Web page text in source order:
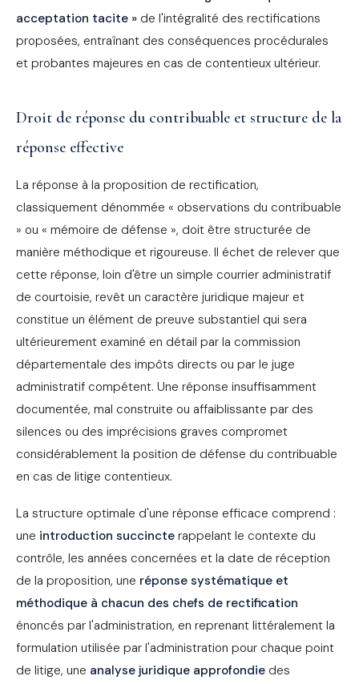
acceptation tacite » de l'intégralité des rectifications
proposées, entraînant des conséquences procédurales
et probantes majeures en cas de contentieux ultérieur.
Droit de réponse du contribuable et structure de la
réponse effective
La réponse à la proposition de rectification,
classiquement dénommée « observations du contribuable
» ou « mémoire de défense », doit être structurée de
manière méthodique et rigoureuse. Il échet de relever que
cette réponse, loin d'être un simple courrier administratif
de courtoisie, revêt un caractère juridique majeur et
constitue un élément de preuve substantiel qui sera
ultérieurement examiné en détail par la commission
départementale des impôts directs ou par le juge
administratif compétent. Une réponse insuffisamment
documentée, mal construite ou affaiblissante par des
silences ou des imprécisions graves compromet
considérablement la position de défense du contribuable
en cas de litige contentieux.
La structure optimale d'une réponse efficace comprend :
une introduction succincte rappelant le contexte du
contrôle, les années concernées et la date de réception
de la proposition, une réponse systématique et
méthodique à chacun des chefs de rectification
énoncés par l'administration, en reprenant littéralement la
formulation utilisée par l'administration pour chaque point
de litige, une analyse juridique approfondie des